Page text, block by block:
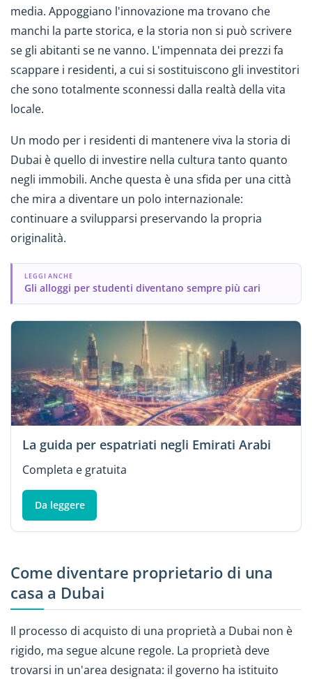
media. Appoggiano l'innovazione ma trovano che
manchi la parte storica, e la storia non si può scrivere
se gli abitanti se ne vanno. L'impennata dei prezzi fa
scappare i residenti, a cui si sostituiscono gli investitori
che sono totalmente sconnessi dalla realtà della vita
locale.
Un modo per i residenti di mantenere viva la storia di
Dubai è quello di investire nella cultura tanto quanto
negli immobili. Anche questa è una sfida per una città
che mira a diventare un polo internazionale:
continuare a svilupparsi preservando la propria
originalità.
LEGGI ANCHE
Gli alloggi per studenti diventano sempre più cari
La guida per espatriati negli Emirati Arabi
Completa e gratuita
Da leggere
Come diventare proprietario di una
casa a Dubai
Il processo di acquisto di una proprietà a Dubai non è
rigido, ma segue alcune regole. La proprietà deve
trovarsi in un'area designata: il governo ha istituito